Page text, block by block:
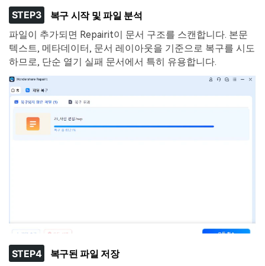
STEP3 복구 시작 및 파일 분석
파일이 추가되면 Repairit이 문서 구조를 스캔합니다. 본문
텍스트, 메타데이터, 문서 레이아웃을 기준으로 복구를 시도
하므로, 단순 열기 실패 문서에서 특히 유용합니다.
STEP4 복구된 파일 저장